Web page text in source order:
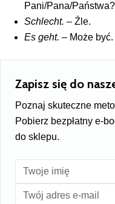
Pani/Pana/Państwa?
Schlecht. – Źle.
Es geht. – Może być.
Zapisz się do
Poznaj skuteczne
Pobierz bezpłatny e-
do sklepu.